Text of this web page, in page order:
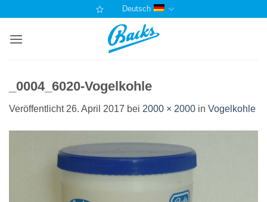
springen
Deutsch
_0004_6020-Vogelkohle
Veröffentlicht 26. April 2017 bei 2000 × 2000 in Vogelkohle